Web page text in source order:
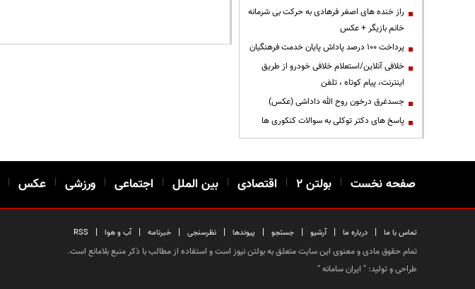
راز خنده های اصغر فرهادی به حرکت بی شرمانه
خانم بازیگر + عکس
پرداخت ۱۰۰ درصد پاداش پایان خدمت فرهنگیان
خلافی آنلاین/استعلام خلافی خودرو از طریق
اینترنت، پیام کوتاه ، تلفن
جسدغرق درخون روح الله داداشی (عکس)
پاسخ های دکتر توکلی به سوالات کنکوری ها
صفحه نخست | بولتن ۲ | اقتصادی | بین الملل | اجتماعی | ورزشی | عکس |
تماس با ما | درباره ما | آرشیو | جستجو | پیوندها | نظرسنجی | خبرنامه | آب و هوا |
RSS
تمام حقوق مادی و معنوی این سایت متعلق به بولتن نیوز است و استفاده از مطالب با ذکر منبع بلامانع است.
طراحی و تولید: " ایران سامانه"